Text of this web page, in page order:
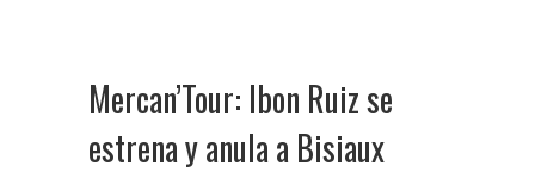
Mercan’Tour: Ibon Ruiz se
estrena y anula a Bisiaux